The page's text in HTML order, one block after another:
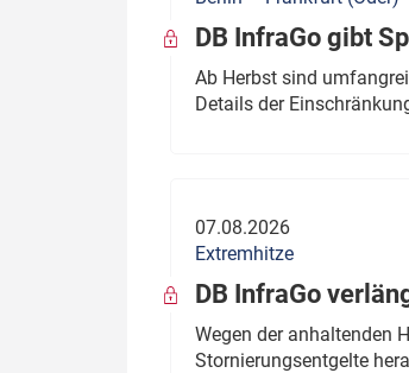
DB InfraGo gibt
Ab Herbst sind
Details der
07.08.2026
Extremhitze
DB InfraGo
Wegen der anhaltenden
Stornierungsentgelte